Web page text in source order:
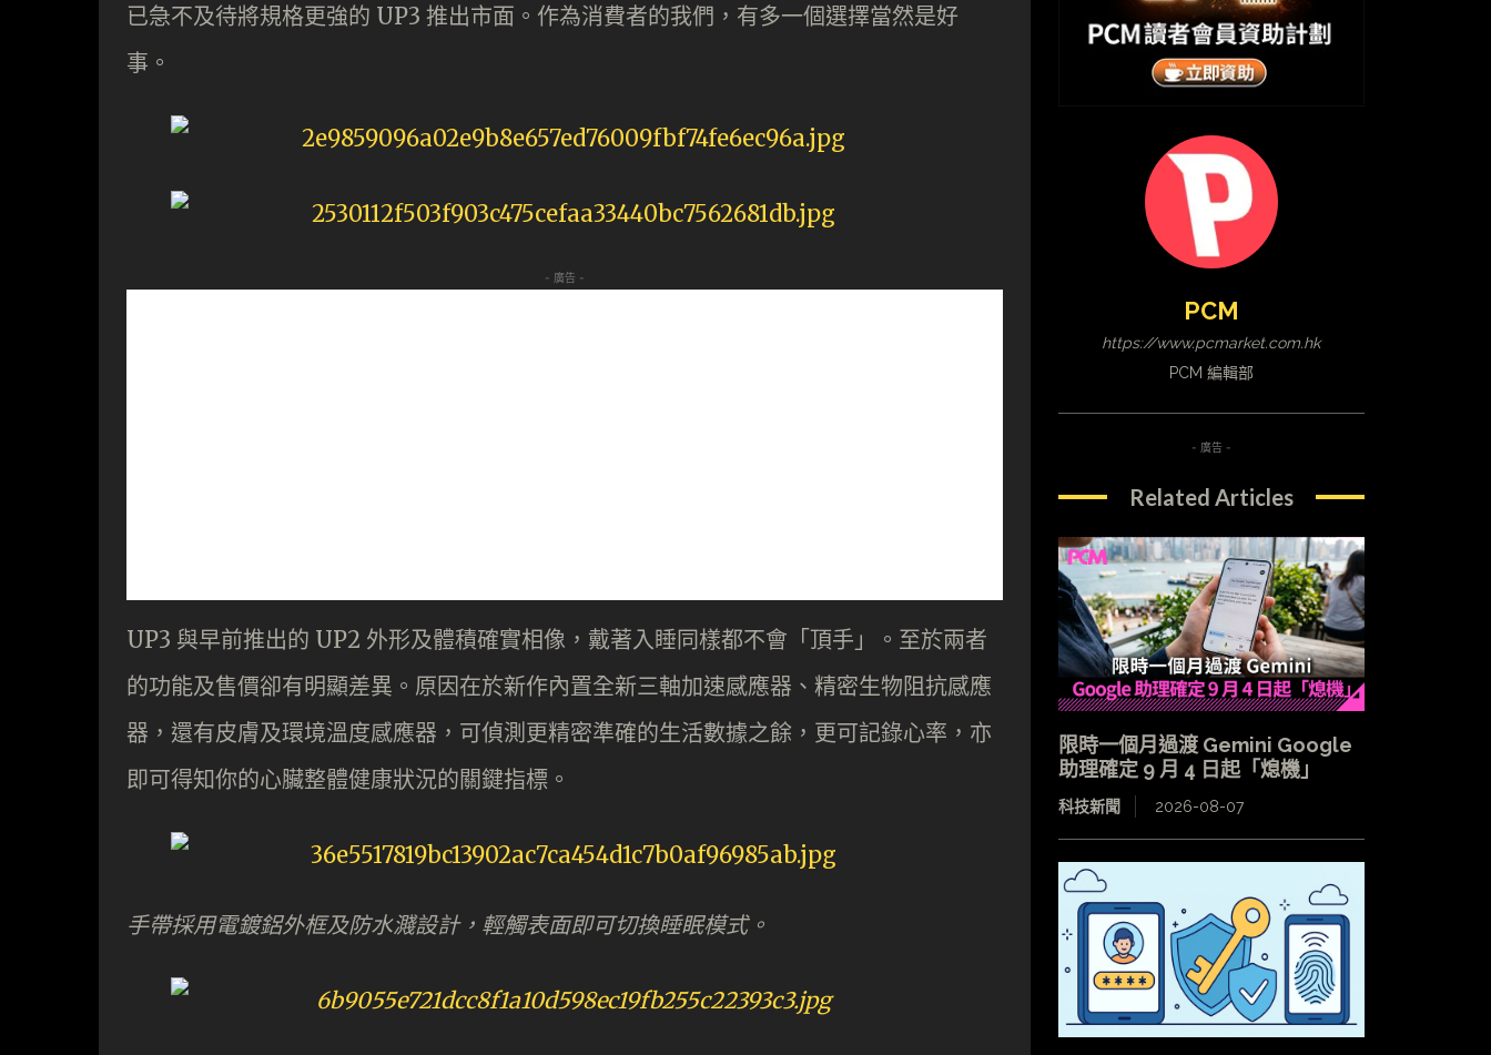
已急不及待將規格更強的 UP3 推出市面。作為消費者的我們，有多一個選擇當然是好
事。
- 廣告 -
UP3 與早前推出的 UP2 外形及體積確實相像，戴著入睡同樣都不會「頂手」。至於兩者
的功能及售價卻有明顯差異。原因在於新作內置全新三軸加速感應器、精密生物阻抗感應
器，還有皮膚及環境溫度感應器，可偵測更精密準確的生活數據之餘，更可記錄心率，亦
即可得知你的心臟整體健康狀況的關鍵指標。
手帶採用電鍍鋁外框及防水濺設計，輕觸表面即可切換睡眠模式。
PCM
https://www.pcmarket.com.hk
PCM 編輯部
- 廣告 -
Related Articles
限時一個月過渡 Gemini Google
助理確定 9 月 4 日起「熄機」
科技新聞 2026-08-07